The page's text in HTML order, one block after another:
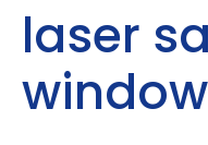
laser
window